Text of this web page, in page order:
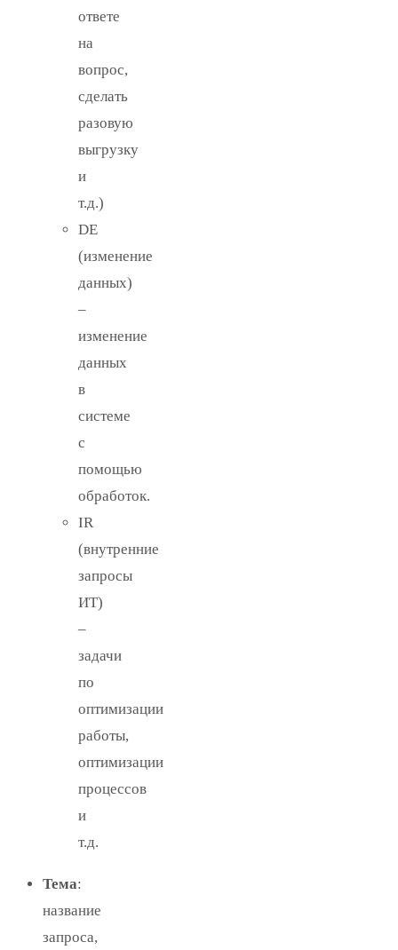
ответе
на
вопрос,
сделать
разовую
выгрузку
и
т.д.)
DE
(изменение
данных)
–
изменение
данных
в
системе
с
помощью
обработок.
IR
(внутренние
запросы
ИТ)
–
задачи
по
оптимизации
работы,
оптимизации
процессов
и
т.д.
Тема:
название
запроса,